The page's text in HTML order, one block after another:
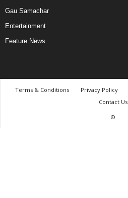
Gau Samachar
Entertainment
Feature News
Terms & Conditions Privacy Policy
Contact Us
©